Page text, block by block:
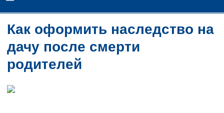
Как оформить наследство на
дачу после смерти
родителей